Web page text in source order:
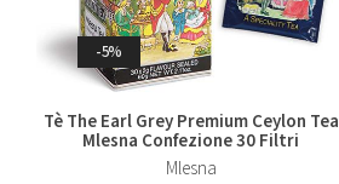
-5%
Tè The Earl Grey Premium Ceylon Tea
Mlesna Confezione 30 Filtri
Mlesna